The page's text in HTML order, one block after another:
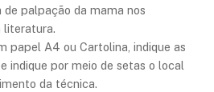
de palpação da mama nos
literatura.
papel A4 ou Cartolina, indique as
indique por meio de setas o local
da técnica.